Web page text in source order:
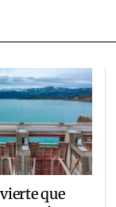
que